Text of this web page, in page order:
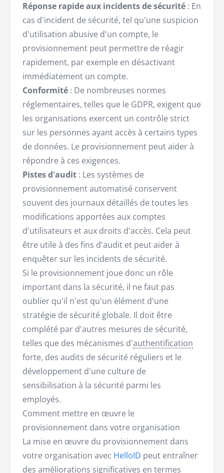
Réponse rapide aux incidents de sécurité : En
cas d'incident de sécurité, tel qu'une suspicion
d'utilisation abusive d'un compte, le
provisionnement peut permettre de réagir
rapidement, par exemple en désactivant
immédiatement un compte.
Conformité : De nombreuses normes
réglementaires, telles que le GDPR, exigent que
les organisations exercent un contrôle strict
sur les personnes ayant accès à certains types
de données. Le provisionnement peut aider à
répondre à ces exigences.
Pistes d'audit : Les systèmes de
provisionnement automatisé conservent
souvent des journaux détaillés de toutes les
modifications apportées aux comptes
d'utilisateurs et aux droits d'accès. Cela peut
être utile à des fins d'audit et peut aider à
enquêter sur les incidents de sécurité.
Si le provisionnement joue donc un rôle
important dans la sécurité, il ne faut pas
oublier qu'il n'est qu'un élément d'une
stratégie de sécurité globale. Il doit être
complété par d'autres mesures de sécurité,
telles que des mécanismes d'authentification
forte, des audits de sécurité réguliers et le
développement d'une culture de
sensibilisation à la sécurité parmi les
employés.
Comment mettre en œuvre le
provisionnement dans votre organisation
La mise en œuvre du provisionnement dans
votre organisation avec HelloID peut entraîner
des améliorations significatives en termes